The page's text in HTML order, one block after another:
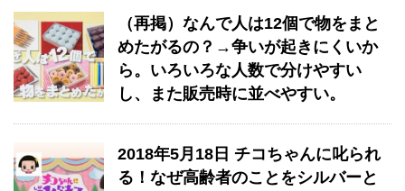
（再掲）なんで人は12個で物をまと
めたがるの？→争いが起きにくいか
ら。いろいろな人数で分けやすい
し、また販売時に並べやすい。
​2018年5月18日 チコちゃんに叱られ
る！なぜ高齢者のことをシルバーと